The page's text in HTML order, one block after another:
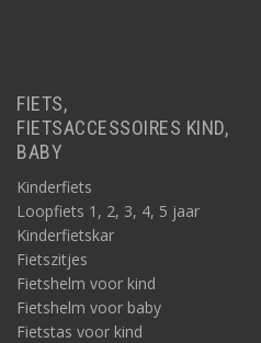
FIETS,
FIETSACCESSOIRES KIND,
BABY
Kinderfiets
Loopfiets 1, 2, 3, 4, 5 jaar
Kinderfietskar
Fietszitjes
Fietshelm voor kind
Fietshelm voor baby
Fietstas voor kind